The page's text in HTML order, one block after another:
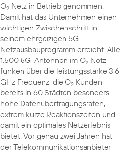
O2Netz in Betrieb genommen.
Damit hat das Unternehmen einen
wichtigen Zwischenschritt in
seinem ehrgeizigen 5G-
Netzausbauprogramm erreicht. Alle
1.500 5G-Antennen im O2Netz
funken über die leistungsstarke 3,6
GHz Frequenz, die O2Kunden
bereits in 60 Städten besonders
hohe Datenübertragungsraten,
extrem kurze Reaktionszeiten und
damit ein optimales Netzerlebnis
bietet. Vor genau zwei Jahren hat
der Telekommunikationsanbieter